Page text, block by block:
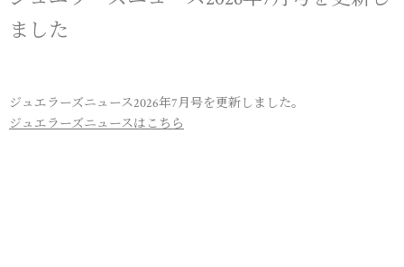
ました
ジュエラーズニュース2026年7月号を更新しました。
ジュエラーズニュースはこちら